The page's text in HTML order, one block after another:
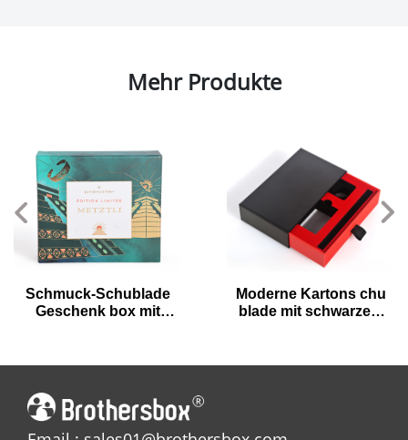
Mehr Produkte
Schmuck-Schublade
Geschenk box mit
Moderne Kartons chu
blade mit schwarzem